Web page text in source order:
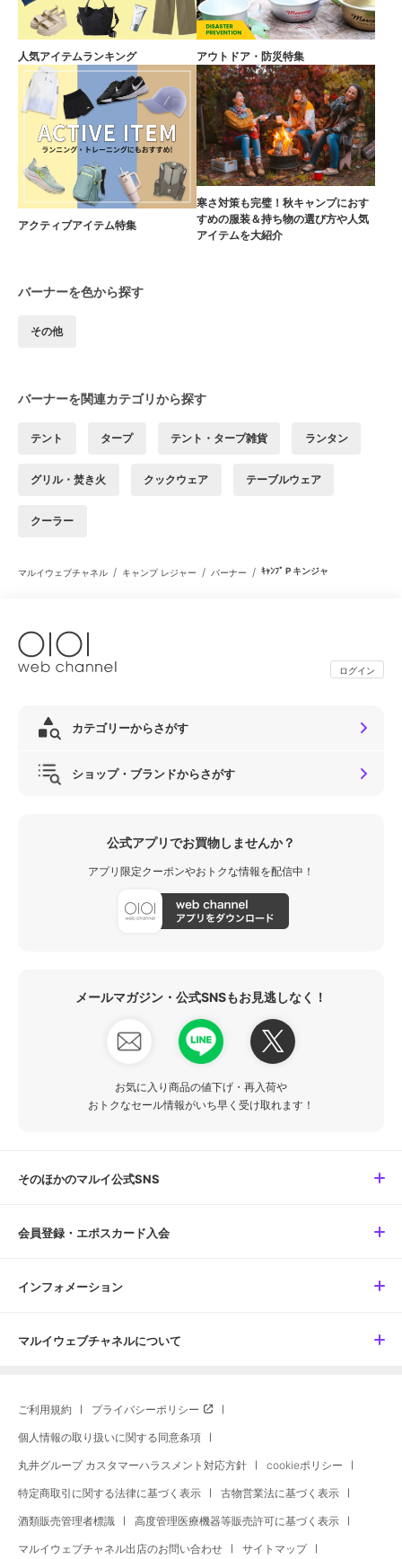
人気アイテムランキング アウトドア・防災特集
アクティブアイテム特集
寒さ対策も完璧！秋キャンプにおす
すめの服装＆持ち物の選び方や人気
アイテムを大紹介
バーナーを色から探す
その他
バーナーを関連カテゴリから探す
テント タープ テント・タープ雑貨 ランタン
グリル・焚き火 クックウェア テーブルウェア
クーラー
マルイウェブチャネル / キャンプ レジャー / バーナー / ｷｬﾝﾌﾟ P キンジャ
ログイン
カテゴリーからさがす
ショップ・ブランドからさがす
公式アプリでお買物しませんか？
アプリ限定クーポンやおトクな情報を配信中！
メールマガジン・公式SNSもお見逃しなく！
お気に入り商品の値下げ・再入荷や
おトクなセール情報がいち早く受け取れます！
そのほかのマルイ公式SNS
会員登録・エポスカード入会
インフォメーション
マルイウェブチャネルについて
ご利用規約 プライバシーポリシー
個人情報の取り扱いに関する同意条項
丸井グループ カスタマーハラスメント対応方針 cookieポリシー
特定商取引に関する法律に基づく表示 古物営業法に基づく表示
酒類販売管理者標識 高度管理医療機器等販売許可に基づく表示
マルイウェブチャネル出店のお問い合わせ サイトマップ